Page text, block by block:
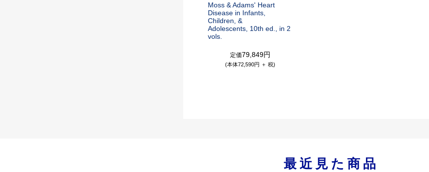
Moss & Adams' Heart
Disease in Infants,
Children, &
Adolescents, 10th ed., in 2
vols.
定価79,849円
(本体72,590円 ＋ 税)
最近見た商品